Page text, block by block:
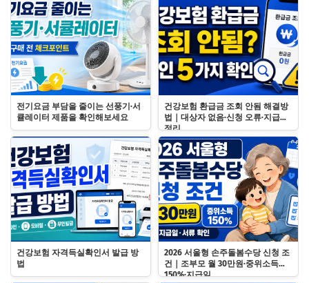
전기요금 부담을 줄이는 선풍기·서
큘레이터 제품을 확인해보세요
건강보험 환급금 조회 안됨 해결방
법｜대상자 없음·신청 오류·지급일
정리
건강보험 자격득실확인서 발급 방
법
2026 서울형 손주돌봄수당 신청 조
건｜조부모 월 30만원·중위소득
150%·지급일